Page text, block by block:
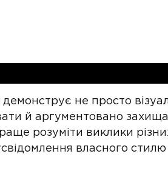
не просто
й аргументовано
розуміти виклики
власного стилю